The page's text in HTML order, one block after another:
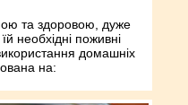
та здоровою, дуже
необхідні поживні
домашніх
на: